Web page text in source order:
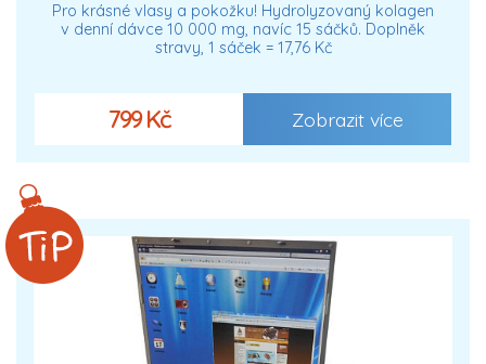
Pro krásné vlasy a pokožku! Hydrolyzovaný kolagen
v denní dávce 10 000 mg, navíc 15 sáčků. Doplněk
stravy, 1 sáček = 17,76 Kč
799 Kč Zobrazit více